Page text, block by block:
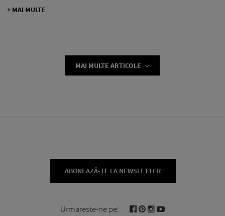
+ MAI MULTE
MAI MULTE ARTICOLE
ABONEAZĂ-TE LA NEWSLETTER
Urmareste-ne pe: